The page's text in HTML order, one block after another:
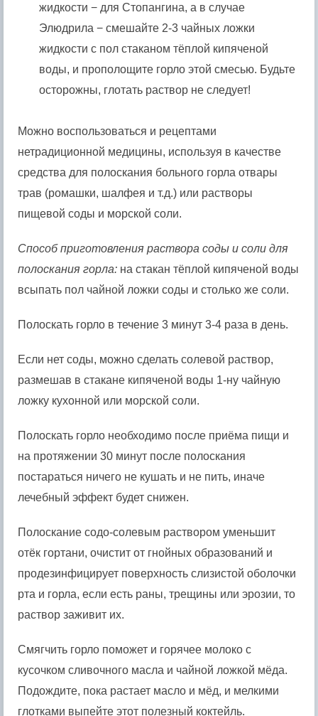
жидкости − для Стопангина, а в случае
Элюдрила − смешайте 2-3 чайных ложки
жидкости с пол стаканом тёплой кипяченой
воды, и прополощите горло этой смесью. Будьте
осторожны, глотать раствор не следует!
Можно воспользоваться и рецептами
нетрадиционной медицины, используя в качестве
средства для полоскания больного горла отвары
трав (ромашки, шалфея и т.д.) или растворы
пищевой соды и морской соли.
Способ приготовления раствора соды и соли для
полоскания горла: на стакан тёплой кипяченой воды
всыпать пол чайной ложки соды и столько же соли.
Полоскать горло в течение 3 минут 3-4 раза в день.
Если нет соды, можно сделать солевой раствор,
размешав в стакане кипяченой воды 1-ну чайную
ложку кухонной или морской соли.
Полоскать горло необходимо после приёма пищи и
на протяжении 30 минут после полоскания
постараться ничего не кушать и не пить, иначе
лечебный эффект будет снижен.
Полоскание содо-солевым раствором уменьшит
отёк гортани, очистит от гнойных образований и
продезинфицирует поверхность слизистой оболочки
рта и горла, если есть раны, трещины или эрозии, то
раствор заживит их.
Смягчить горло поможет и горячее молоко с
кусочком сливочного масла и чайной ложкой мёда.
Подождите, пока растает масло и мёд, и мелкими
глотками выпейте этот полезный коктейль.